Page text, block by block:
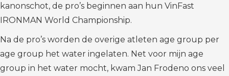
kanonschot, de pro’s beginnen aan hun VinFast
IRONMAN World Championship.
Na de pro’s worden de overige atleten age group per
age group het water ingelaten. Net voor mijn age
group in het water mocht, kwam Jan Frodeno ons veel